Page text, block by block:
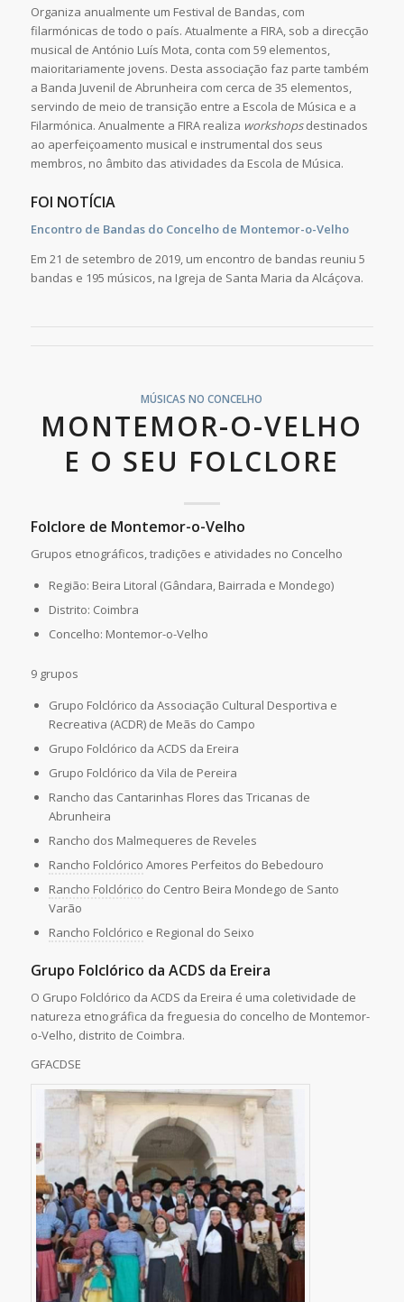
Organiza anualmente um Festival de Bandas, com
filarmónicas de todo o país. Atualmente a FIRA, sob a direcção
musical de António Luís Mota, conta com 59 elementos,
maioritariamente jovens. Desta associação faz parte também
a Banda Juvenil de Abrunheira com cerca de 35 elementos,
servindo de meio de transição entre a Escola de Música e a
Filarmónica. Anualmente a FIRA realiza workshopsdestinados
ao aperfeiçoamento musical e instrumental dos seus
membros, no âmbito das atividades da Escola de Música.
FOI NOTÍCIA
Encontro de Bandas do Concelho de Montemor-o-Velho
Em 21 de setembro de 2019, um encontro de bandas reuniu 5
bandas e 195 músicos, na Igreja de Santa Maria da Alcáçova.
MÚSICAS NO CONCELHO
MONTEMOR-O-VELHO
E O SEU FOLCLORE
Folclore de Montemor-o-Velho
Grupos etnográficos, tradições e atividades no Concelho
Região: Beira Litoral (Gândara, Bairrada e Mondego)
Distrito: Coimbra
Concelho: Montemor-o-Velho
9 grupos
Grupo Folclórico da Associação Cultural Desportiva e
Recreativa (ACDR) de Meãs do Campo
Grupo Folclórico da ACDS da Ereira
Grupo Folclórico da Vila de Pereira
Rancho das Cantarinhas Flores das Tricanas de
Abrunheira
Rancho dos Malmequeres de Reveles
Rancho Folclórico Amores Perfeitos do Bebedouro
Rancho Folclórico do Centro Beira Mondego de Santo
Varão
Rancho Folclórico e Regional do Seixo
Grupo Folclórico da ACDS da Ereira
O Grupo Folclórico da ACDS da Ereira é uma coletividade de
natureza etnográfica da freguesia do concelho de Montemor-
o-Velho, distrito de Coimbra.
GFACDSE